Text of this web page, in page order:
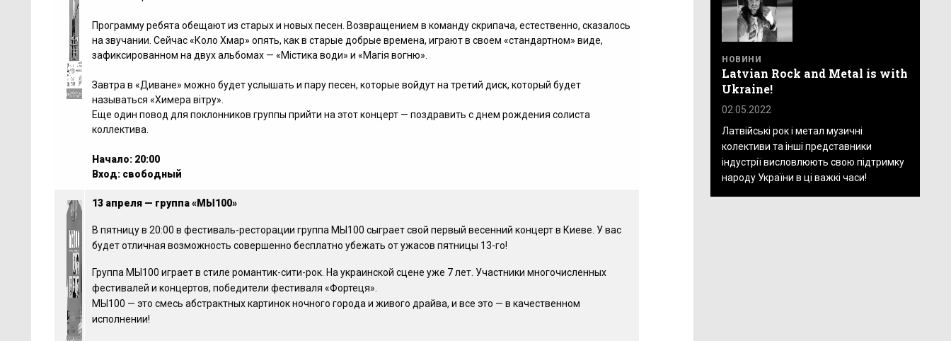
Программу ребята обещают из старых и новых песен. Возвращением в команду скрипача, естественно, сказалось
на звучании. Сейчас «Коло Хмар» опять, как в старые добрые времена, играют в своем «стандартном» виде,
зафиксированном на двух альбомах — «Містика води» и «Магія вогню».
Завтра в «Диване» можно будет услышать и пару песен, которые войдут на третий диск, который будет
называться «Химера вітру».
Еще один повод для поклонников группы прийти на этот концерт — поздравить с днем рождения солиста
коллектива.
Начало: 20:00
Вход: свободный
13 апреля — группа «МЫ100»
В пятницу в 20:00 в фестиваль-ресторации группа МЫ100 сыграет свой первый весенний концерт в Киеве. У вас
будет отличная возможность совершенно бесплатно убежать от ужасов пятницы 13-го!
Группа МЫ100 играет в стиле романтик-сити-рок. На украинской сцене уже 7 лет. Участники многочисленных
фестивалей и концертов, победители фестиваля «Фортеця».
МЫ100 — это смесь абстрактных картинок ночного города и живого драйва, и все это — в качественном
исполнении!
НОВИНИ
Latvian Rock and Metal is with
Ukraine!
02.05.2022
Латвійські рок і метал музичні
колективи та інші представники
індустрії висловлюють свою підтримку
народу України в ці важкі часи!